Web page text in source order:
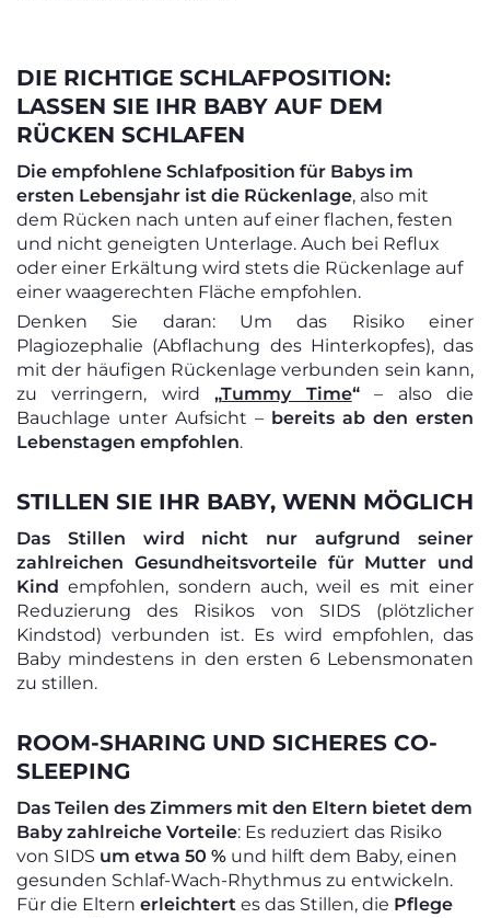
DIE RICHTIGE SCHLAFPOSITION:
LASSEN SIE IHR BABY AUF DEM
RÜCKEN SCHLAFEN
Die empfohlene Schlafposition für Babys im
ersten Lebensjahr ist die Rückenlage, also mit
dem Rücken nach unten auf einer flachen, festen
und nicht geneigten Unterlage. Auch bei Reflux
oder einer Erkältung wird stets die Rückenlage auf
einer waagerechten Fläche empfohlen.
Denken Sie daran: Um das Risiko einer
Plagiozephalie (Abflachung des Hinterkopfes), das
mit der häufigen Rückenlage verbunden sein kann,
zu verringern, wird„Tummy Time“– also die
Bauchlage unter Aufsicht – bereits ab den ersten
Lebenstagen empfohlen.
STILLEN SIE IHR BABY, WENN MÖGLICH
Das Stillen wird nicht nur aufgrund seiner
zahlreichen Gesundheitsvorteile für Mutter und
Kind empfohlen, sondern auch, weil es mit einer
Reduzierung des Risikos von SIDS (plötzlicher
Kindstod) verbunden ist. Es wird empfohlen, das
Baby mindestens in den ersten 6 Lebensmonaten
zu stillen.
ROOM-SHARING UND SICHERES CO-
SLEEPING
Das Teilen des Zimmers mit den Eltern bietet dem
Baby zahlreiche Vorteile: Es reduziert das Risiko
von SIDS um etwa 50 % und hilft dem Baby, einen
gesunden Schlaf-Wach-Rhythmus zu entwickeln.
Für die Eltern erleichtert es das Stillen, die Pflege